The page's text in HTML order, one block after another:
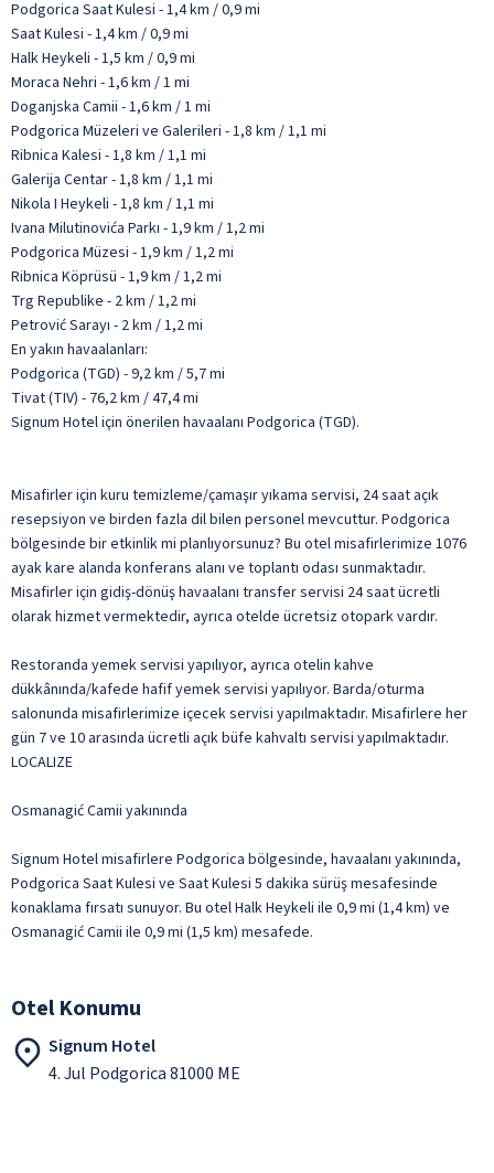
Podgorica Saat Kulesi - 1,4 km / 0,9 mi
Saat Kulesi - 1,4 km / 0,9 mi
Halk Heykeli - 1,5 km / 0,9 mi
Moraca Nehri - 1,6 km / 1 mi
Doganjska Camii - 1,6 km / 1 mi
Podgorica Müzeleri ve Galerileri - 1,8 km / 1,1 mi
Ribnica Kalesi - 1,8 km / 1,1 mi
Galerija Centar - 1,8 km / 1,1 mi
Nikola I Heykeli - 1,8 km / 1,1 mi
Ivana Milutinovića Parkı - 1,9 km / 1,2 mi
Podgorica Müzesi - 1,9 km / 1,2 mi
Ribnica Köprüsü - 1,9 km / 1,2 mi
Trg Republike - 2 km / 1,2 mi
Petrović Sarayı - 2 km / 1,2 mi
En yakın havaalanları:
Podgorica (TGD) - 9,2 km / 5,7 mi
Tivat (TIV) - 76,2 km / 47,4 mi
Signum Hotel için önerilen havaalanı Podgorica (TGD).
Misafirler için kuru temizleme/çamaşır yıkama servisi, 24 saat açık
resepsiyon ve birden fazla dil bilen personel mevcuttur. Podgorica
bölgesinde bir etkinlik mi planlıyorsunuz? Bu otel misafirlerimize 1076
ayak kare alanda konferans alanı ve toplantı odası sunmaktadır.
Misafirler için gidiş-dönüş havaalanı transfer servisi 24 saat ücretli
olarak hizmet vermektedir, ayrıca otelde ücretsiz otopark vardır.
Restoranda yemek servisi yapılıyor, ayrıca otelin kahve
dükkânında/kafede hafif yemek servisi yapılıyor. Barda/oturma
salonunda misafirlerimize içecek servisi yapılmaktadır. Misafirlere her
gün 7 ve 10 arasında ücretli açık büfe kahvaltı servisi yapılmaktadır.
LOCALIZE
Osmanagić Camii yakınında
Signum Hotel misafirlere Podgorica bölgesinde, havaalanı yakınında,
Podgorica Saat Kulesi ve Saat Kulesi 5 dakika sürüş mesafesinde
konaklama fırsatı sunuyor. Bu otel Halk Heykeli ile 0,9 mi (1,4 km) ve
Osmanagić Camii ile 0,9 mi (1,5 km) mesafede.
Otel Konumu
Signum Hotel
4. Jul Podgorica 81000 ME